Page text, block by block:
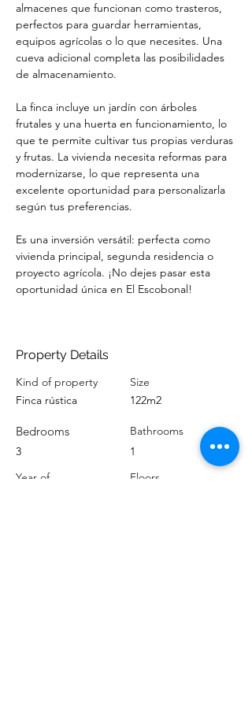
almacenes que funcionan como trasteros,
perfectos para guardar herramientas,
equipos agrícolas o lo que necesites. Una
cueva adicional completa las posibilidades
de almacenamiento.
La finca incluye un jardín con árboles
frutales y una huerta en funcionamiento, lo
que te permite cultivar tus propias verduras
y frutas. La vivienda necesita reformas para
modernizarse, lo que representa una
excelente oportunidad para personalizarla
según tus preferencias.
Es una inversión versátil: perfecta como
vivienda principal, segunda residencia o
proyecto agrícola. ¡No dejes pasar esta
oportunidad única en El Escobonal!
Property Details
Kind of property
Finca rústica
Bedrooms
3
Year of
Size
122m2
Bathrooms
1
Floors